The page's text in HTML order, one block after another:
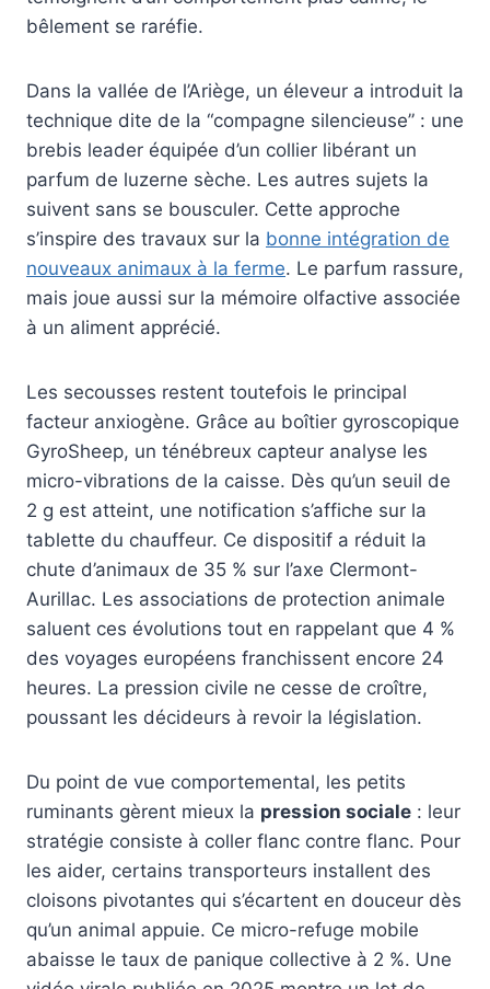
bêlement se raréfie.
Dans la vallée de l’Ariège, un éleveur a introduit la
technique dite de la “compagne silencieuse” : une
brebis leader équipée d’un collier libérant un
parfum de luzerne sèche. Les autres sujets la
suivent sans se bousculer. Cette approche
s’inspire des travaux sur la bonne intégration de
nouveaux animaux à la ferme. Le parfum rassure,
mais joue aussi sur la mémoire olfactive associée
à un aliment apprécié.
Les secousses restent toutefois le principal
facteur anxiogène. Grâce au boîtier gyroscopique
GyroSheep, un ténébreux capteur analyse les
micro-vibrations de la caisse. Dès qu’un seuil de
2 g est atteint, une notification s’affiche sur la
tablette du chauffeur. Ce dispositif a réduit la
chute d’animaux de 35 % sur l’axe Clermont-
Aurillac. Les associations de protection animale
saluent ces évolutions tout en rappelant que 4 %
des voyages européens franchissent encore 24
heures. La pression civile ne cesse de croître,
poussant les décideurs à revoir la législation.
Du point de vue comportemental, les petits
ruminants gèrent mieux la pression sociale : leur
stratégie consiste à coller flanc contre flanc. Pour
les aider, certains transporteurs installent des
cloisons pivotantes qui s’écartent en douceur dès
qu’un animal appuie. Ce micro-refuge mobile
abaisse le taux de panique collective à 2 %. Une